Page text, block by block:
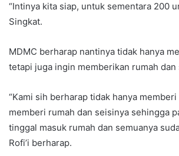
“Intinya kita siap, untuk sementara 200
Singkat.
MDMC berharap nantinya tidak hanya
tetapi juga ingin memberikan rumah dan
“Kami sih berharap tidak hanya
memberi rumah dan seisinya sehingga
tinggal masuk rumah dan semuanya
Rofi’i berharap.